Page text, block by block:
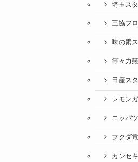
埼玉ス
三協フ
味の素
等々力
日産ス
レモン
ニッパ
フクダ
カンセ